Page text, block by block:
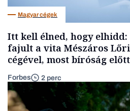
Magyar cégek
Itt kell élned, hogy
fajult a vita Mészáros
cégével, most bíróság
Forbes 2 perc